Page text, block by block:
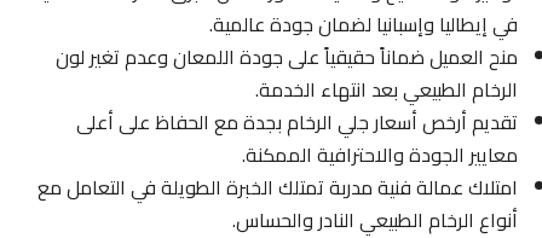
في إيطاليا وإسبانيا لضمان جودة عالمية.
منح العميل ضماناً حقيقياً على جودة اللمعان وعدم تغير لون
الرخام الطبيعي بعد انتهاء الخدمة.
تقديم أرخص أسعار جلي الرخام بجدة مع الحفاظ على أعلى
معايير الجودة والاحترافية الممكنة.
امتلاك عمالة فنية مدربة تمتلك الخبرة الطويلة في التعامل مع
أنواع الرخام الطبيعي النادر والحساس.